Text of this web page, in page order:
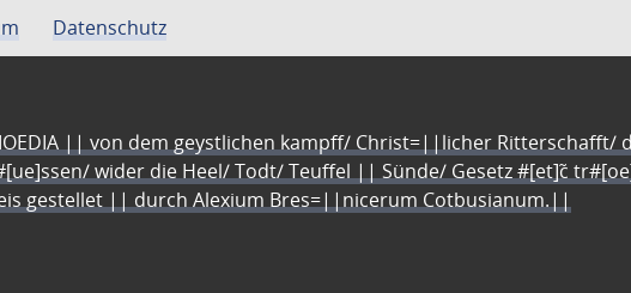
Datenschutz
|| von dem geystlichen kampff/ Christ=||licher Ritterschafft/
wider die Heel/ Todt/ Teuffel || Sünde/ Gesetz #[et]c̃
gestellet || durch Alexium Bres=||nicerum Cotbusianum.||